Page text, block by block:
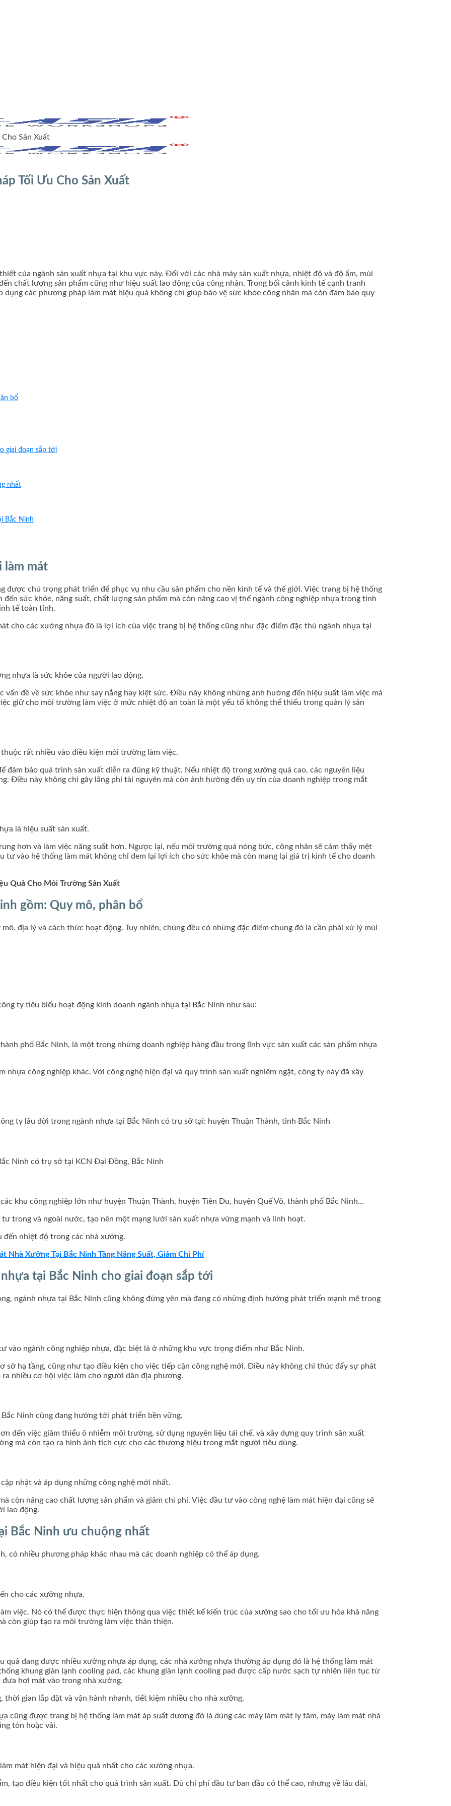
Sản Xuất
Tối Ưu Cho Sản Xuất
của ngành sản xuất nhựa tại khu vực này. Đối với các nhà máy sản xuất nhựa, nhiệt độ và độ ẩm, mùi
chất lượng sản phẩm cũng như hiệu suất lao động của công nhân. Trong bối cảnh kinh tế cạnh tranh
các phương pháp làm mát hiệu quả không chỉ giúp bảo vệ sức khỏe công nhân mà còn đảm bảo quy
bổ
giai đoạn sắp tới
nhất
Bắc Ninh
làm mát
được chú trọng phát triển để phục vụ nhu cầu sản phẩm cho nền kinh tế và thế giới. Việc trang bị hệ thống
sức khỏe, năng suất, chất lượng sản phẩm mà còn nâng cao vị thế ngành công nghiệp nhựa trong tỉnh
tế toàn tỉnh.
cho các xưởng nhựa đó là lợi ích của việc trang bị hệ thống cũng như đặc điểm đặc thủ ngành nhựa tại
nhựa là sức khỏe của người lao động.
vấn đề về sức khỏe như say nắng hay kiệt sức. Điều này không những ảnh hưởng đến hiệu suất làm việc mà
giữ cho môi trường làm việc ở mức nhiệt độ an toàn là một yếu tố không thể thiếu trong quản lý sản
rất nhiều vào điều kiện môi trường làm việc.
đảm bảo quá trình sản xuất diễn ra đúng kỹ thuật. Nếu nhiệt độ trong xưởng quá cao, các nguyên liệu
Điều này không chỉ gây lãng phí tài nguyên mà còn ảnh hưởng đến uy tín của doanh nghiệp trong mắt
là hiệu suất sản xuất.
hơn và làm việc năng suất hơn. Ngược lại, nếu môi trường quá nóng bức, công nhân sẽ cảm thấy mệt
vào hệ thống làm mát không chỉ đem lại lợi ích cho sức khỏe mà còn mang lại giá trị kinh tế cho doanh
Quả Cho Môi Trường Sản Xuất
gồm: Quy mô, phân bổ
địa lý và cách thức hoạt động. Tuy nhiên, chúng đều có những đặc điểm chung đó là cần phải xử lý mùi
ty tiêu biểu hoạt động kinh doanh ngành nhựa tại Bắc Ninh như sau:
phố Bắc Ninh, là một trong những doanh nghiệp hàng đầu trong lĩnh vực sản xuất các sản phẩm nhựa
nhựa công nghiệp khác. Với công nghệ hiện đại và quy trình sản xuất nghiêm ngặt, công ty này đã xây
ty lâu đời trong ngành nhựa tại Bắc Ninh có trụ sở tại: huyện Thuận Thành, tỉnh Bắc Ninh
Ninh có trụ sở tại KCN Đại Đồng, Bắc Ninh
khu công nghiệp lớn như huyện Thuận Thành, huyện Tiên Du, huyện Quế Võ, thành phố Bắc Ninh…
trong và ngoài nước, tạo nên một mạng lưới sản xuất nhựa vững mạnh và linh hoạt.
nhiệt độ trong các nhà xưởng.
Nhà Xưởng Tại Bắc Ninh Tăng Năng Suất, Giảm Chi Phí
tại Bắc Ninh cho giai đoạn sắp tới
ngành nhựa tại Bắc Ninh cũng không đứng yên mà đang có những định hướng phát triển mạnh mẽ trong
vào ngành công nghiệp nhựa, đặc biệt là ở những khu vực trọng điểm như Bắc Ninh.
sở hạ tầng, cũng như tạo điều kiện cho việc tiếp cận công nghệ mới. Điều này không chỉ thúc đẩy sự phát
nhiều cơ hội việc làm cho người dân địa phương.
Ninh cũng đang hướng tới phát triển bền vững.
đến việc giảm thiểu ô nhiễm môi trường, sử dụng nguyên liệu tái chế, và xây dựng quy trình sản xuất
mà còn tạo ra hình ảnh tích cực cho các thương hiệu trong mắt người tiêu dùng.
nhật và áp dụng những công nghệ mới nhất.
còn nâng cao chất lượng sản phẩm và giảm chi phí. Việc đầu tư vào công nghệ làm mát hiện đại cũng sẽ
lao động.
Bắc Ninh ưu chuộng nhất
có nhiều phương pháp khác nhau mà các doanh nghiệp có thể áp dụng.
cho các xưởng nhựa.
việc. Nó có thể được thực hiện thông qua việc thiết kế kiến trúc của xưởng sao cho tối ưu hóa khả năng
còn giúp tạo ra môi trường làm việc thân thiện.
đang được nhiều xưởng nhựa áp dụng, các nhà xưởng nhựa thường áp dụng đó là hệ thống làm mát
khung giàn lạnh cooling pad, các khung giàn lạnh cooling pad được cấp nước sạch tự nhiên liên tục từ
hơi mát vào trong nhà xưởng.
gian lắp đặt và vận hành nhanh, tiết kiệm nhiều cho nhà xưởng.
cũng được trang bị hệ thống làm mát áp suất dương đó là dùng các máy làm mát ly tâm, máy làm mát nhà
tôn hoặc vải.
mát hiện đại và hiệu quả nhất cho các xưởng nhựa.
tạo điều kiện tốt nhất cho quá trình sản xuất. Dù chi phí đầu tư ban đầu có thể cao, nhưng về lâu dài,